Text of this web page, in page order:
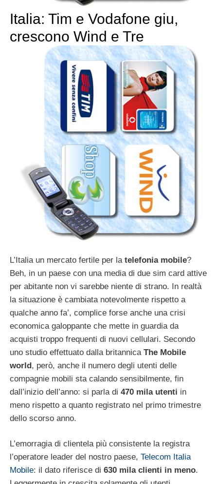
Italia: Tim e Vodafone giu,
crescono Wind e Tre
L’Italia un mercato fertile per la telefonia mobile?
Beh, in un paese con una media di due sim card attive
per abitante non vi sarebbe niente di strano. In realtà
la situazione è cambiata notevolmente rispetto a
qualche anno fa’, complice forse anche una crisi
economica galoppante che mette in guardia da
acquisti troppo frequenti di nuovi cellulari. Secondo
uno studio effettuato dalla britannica The Mobile
world, però, anche il numero degli utenti delle
compagnie mobili sta calando sensibilmente, fin
dall’inizio dell’anno: si parla di 470 mila utenti in
meno rispetto a quanto registrato nel primo trimestre
dello scorso anno.
L’emorragia di clientela più consistente la registra
l’operatore leader del nostro paese, Telecom Italia
Mobile: il dato riferisce di 630 mila clienti in meno.